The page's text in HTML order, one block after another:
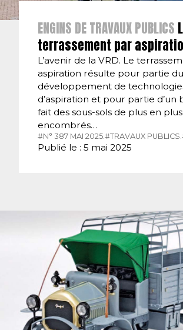
ENGINS DE TRAVAUX PUBLICS
terrassement par
L’avenir de la VRD. Le
aspiration résulte pour partie du
développement de
d’aspiration et pour partie d’un
fait des sous-sols de plus en plus
encombrés…
#N° 387 MAI 2025. #TRAVAUX PUBLICS.
Publié le : 5 mai 2025